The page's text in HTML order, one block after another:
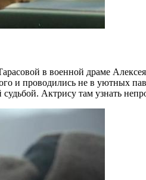
в военной драме
и проводились не в уютных
Актрису там узнать